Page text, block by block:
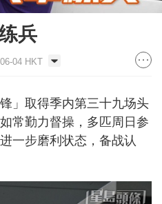
兵
04 HKT
」取得季内第三十九场头
常勤力督操，多匹周日参
一步磨利状态，备战认